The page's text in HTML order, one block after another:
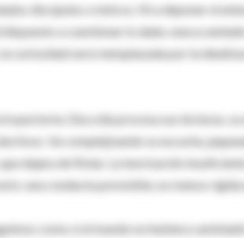
discípulos crónicos. Ni a deponer el
a cuestionar lo dado, nunca
curiosidad será reemplazada por la
trayectoria. Día a día procesa sus lecturas,
Va complejizando su escucha,
dejara de flotar. La teorización
una conducta previsible, no menos rígida
como si el mundo no hubiera